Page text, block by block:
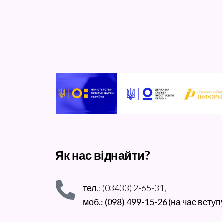
Як нас віднайти?
тел.: (03433) 2-65-31,
моб.: (098) 499-15-26 (на час